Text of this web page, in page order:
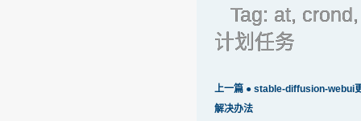
Tag: at, crond
计划任务
上一篇 ● stable-diffusion-webui
解决办法